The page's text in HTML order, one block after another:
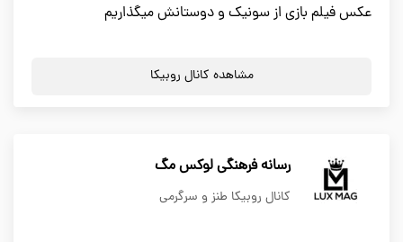
عکس فیلم بازی از سونیک و دوستانش میگذاریم
مشاهده کانال روبیکا
رسانه فرهنگی لوکس مگ
کانال روبیکا طنز و سرگرمی